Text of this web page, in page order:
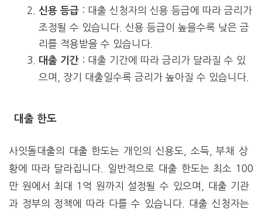
신용 등급 : 대출 신청자의 신용 등급에 따라 금리가
조정될 수 있습니다. 신용 등급이 높을수록 낮은 금
리를 적용받을 수 있습니다.
대출 기간 : 대출 기간에 따라 금리가 달라질 수 있
으며, 장기 대출일수록 금리가 높아질 수 있습니다.
대출 한도
사잇돌대출의 대출 한도는 개인의 신용도, 소득, 부채 상
황에 따라 달라집니다. 일반적으로 대출 한도는 최소 100
만 원에서 최대 1억 원까지 설정될 수 있으며, 대출 기관
과 정부의 정책에 따라 다를 수 있습니다. 대출 신청자는